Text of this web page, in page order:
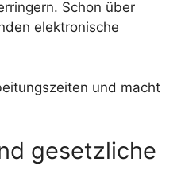
Schon über
elektronische
und macht
gesetzliche